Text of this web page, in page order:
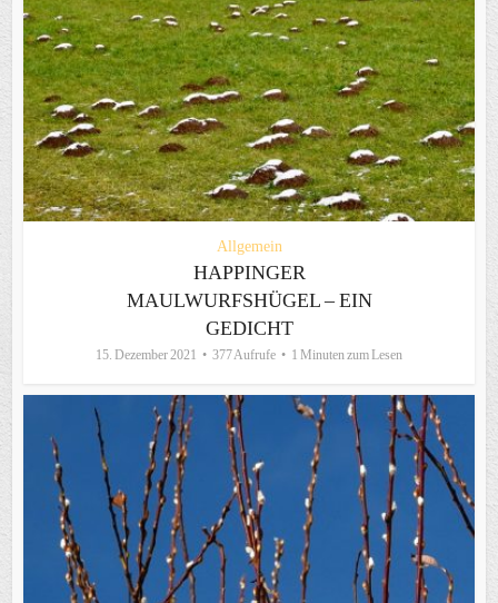
Allgemein
HAPPINGER
MAULWURFSHÜGEL – EIN
GEDICHT
15. Dezember 2021 377 Aufrufe 1 Minuten zum Lesen